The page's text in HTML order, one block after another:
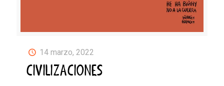
14 marzo, 2022
CIVILIZACIONES